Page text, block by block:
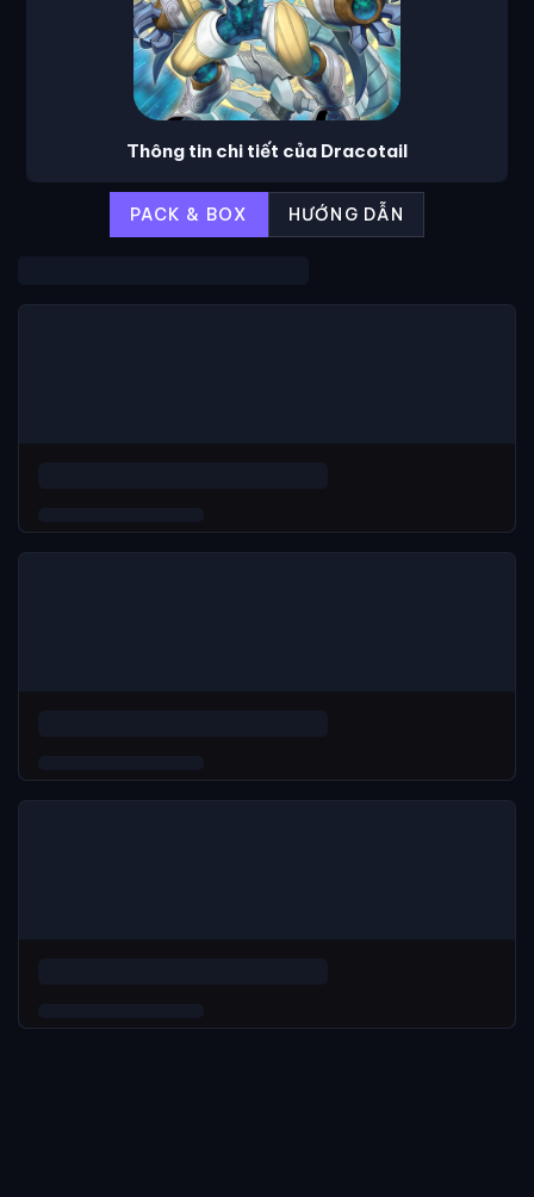
Thông tin chi tiết của Dracotail
PACK & BOX HƯỚNG DẪN